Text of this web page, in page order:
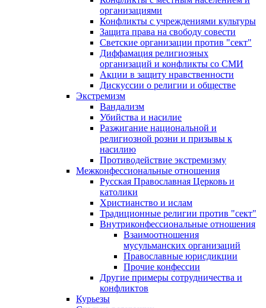
организациями
Конфликты с учреждениями культуры
Защита права на свободу совести
Светские организации против "сект"
Диффамация религиозных
организаций и конфликты со СМИ
Акции в защиту нравственности
Дискуссии о религии и обществе
Экстремизм
Вандализм
Убийства и насилие
Разжигание национальной и
религиозной розни и призывы к
насилию
Противодействие экстремизму
Межконфессиональные отношения
Русская Православная Церковь и
католики
Христианство и ислам
Традиционные религии против "сект"
Внутриконфессиональные отношения
Взаимоотношения
мусульманских организаций
Православные юрисдикции
Прочие конфессии
Другие примеры сотрудничества и
конфликтов
Курьезы